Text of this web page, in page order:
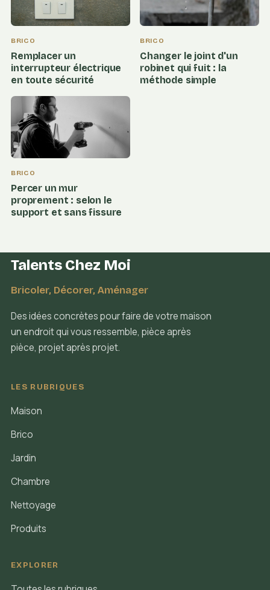
BRICO
Remplacer un
interrupteur électrique
en toute sécurité
BRICO
Changer le joint d'un
robinet qui fuit : la
méthode simple
BRICO
Percer un mur
proprement : selon le
support et sans fissure
Talents Chez Moi
Bricoler, Décorer, Aménager
Des idées concrètes pour faire de votre maison
un endroit qui vous ressemble, pièce après
pièce, projet après projet.
LES RUBRIQUES
Maison
Brico
Jardin
Chambre
Nettoyage
Produits
EXPLORER